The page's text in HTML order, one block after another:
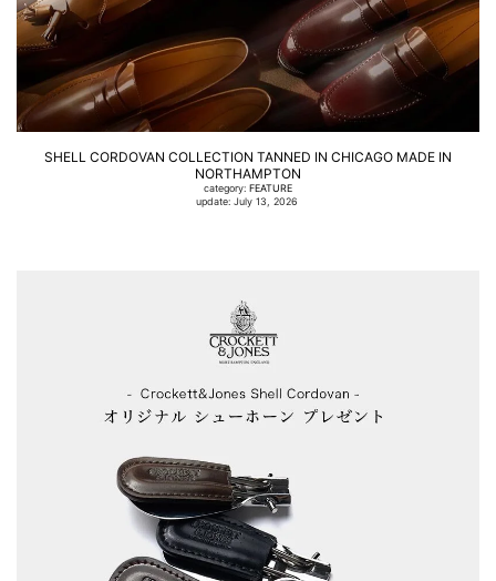
SHELL CORDOVAN COLLECTION TANNED IN CHICAGO MADE IN
NORTHAMPTON
category: FEATURE
update: July 13, 2026